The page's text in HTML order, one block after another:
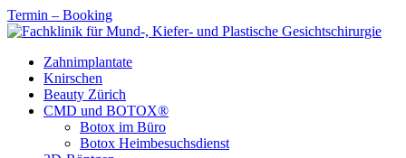
Termin – Booking
Zahnimplantate
Knirschen
Beauty Zürich
CMD und BOTOX®
Botox im Büro
Botox Heimbesuchsdienst